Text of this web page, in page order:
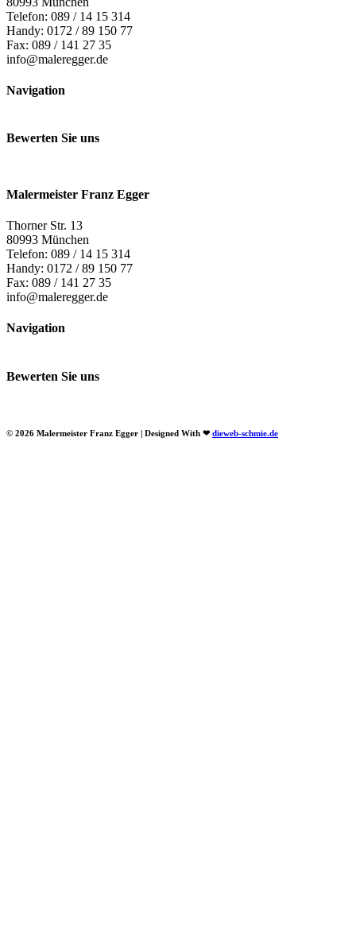
Telefon: 089 / 14 15 314
Handy: 0172 / 89 150 77
Fax: 089 / 141 27 35
info@maleregger.de
Navigation
Bewerten Sie uns
Malermeister Franz Egger
Thorner Str. 13
80993 München
Telefon: 089 / 14 15 314
Handy: 0172 / 89 150 77
Fax: 089 / 141 27 35
info@maleregger.de
Navigation
Bewerten Sie uns
© 2026 Malermeister Franz Egger | Designed With ❤ dieweb-schmie.de